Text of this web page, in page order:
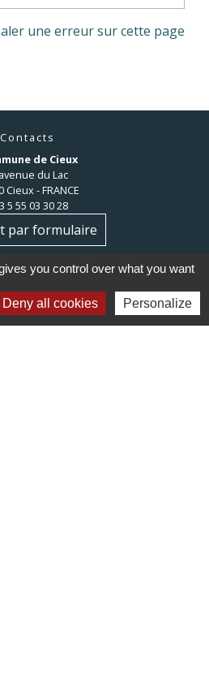
une erreur sur cette page
Contacts
de Cieux
du Lac
Cieux - FRANCE
5 55 03 30 28
par formulaire
you control over what you want
Deny all cookies Personalize